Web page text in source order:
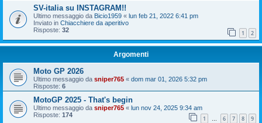
SV-italia su INSTAGRAM!!
Ultimo messaggio da Bicio1959 « lun feb 21, 2022 6:41 pm
Inviato in Chiacchiere da aperitivo
Risposte: 32 1 2
Argomenti
Moto GP 2026
Ultimo messaggio da sniper765 « dom mar 01, 2026 5:32 pm
Risposte: 6
MotoGP 2025 - That's begin
Ultimo messaggio da sniper765 « lun nov 24, 2025 9:34 am
Risposte: 174 1 … 6 7 8 9